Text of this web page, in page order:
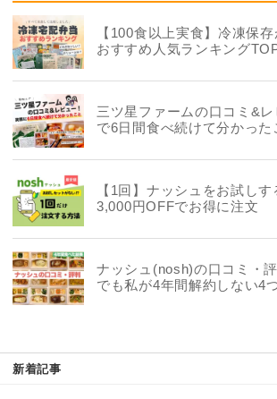
【100食以上実食】冷凍保
おすすめ人気ランキング
三ツ星ファームの口コミ&レ
で6日間食べ続けて分かった
【1回】ナッシュをお試しす
3,000円OFFでお得に注文
ナッシュ(nosh)の口コミ・
でも私が4年間解約しない4
新着記事